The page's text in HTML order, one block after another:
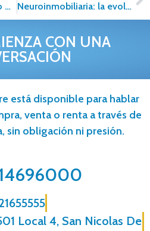
Guía para conocer cómo mejorar mi historial crediticio Neuroinmobiliaria: la evolución del sector desde la mente y el corazón
CON UNA
está disponible para hablar
venta o renta a través de
sin obligación ni presión.
Local 4, San Nicolas De